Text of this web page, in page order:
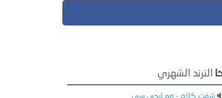
الترند الشهري
شفت كلام - مع ليجي سي